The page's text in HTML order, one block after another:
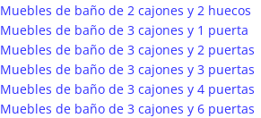
Muebles de baño de 2 cajones y 2 huecos
Muebles de baño de 3 cajones y 1 puerta
Muebles de baño de 3 cajones y 2 puertas
Muebles de baño de 3 cajones y 3 puertas
Muebles de baño de 3 cajones y 4 puertas
Muebles de baño de 3 cajones y 6 puertas